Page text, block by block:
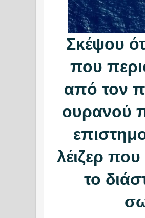
Σκέψου
που
από τον
ουρανού
λέιζερ
το